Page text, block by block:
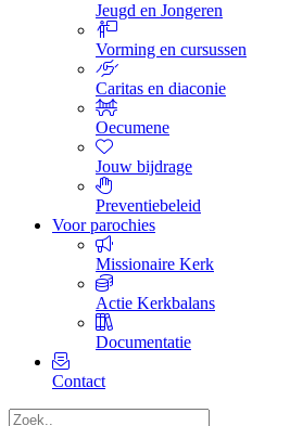
Jeugd en Jongeren
Vorming en cursussen
Caritas en diaconie
Oecumene
Jouw bijdrage
Preventiebeleid
Voor parochies
Missionaire Kerk
Actie Kerkbalans
Documentatie
Contact